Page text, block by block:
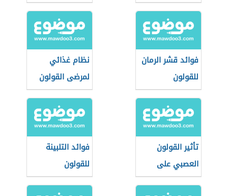
فوائد قشر الرمان
للقولون
نظام غذائي
لمرضى القولون
العصبي
تأثير القولون
العصبي على
الجسم
فوائد التلبينة
للقولون